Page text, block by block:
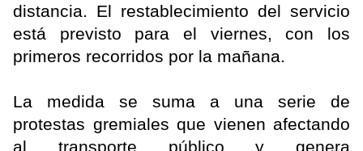
distancia. El restablecimiento del servicio
está previsto para el viernes, con los
primeros recorridos por la mañana.
La medida se suma a una serie de
protestas gremiales que vienen afectando
al transporte público y genera